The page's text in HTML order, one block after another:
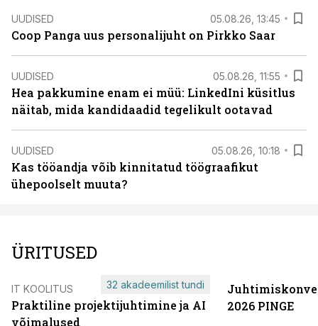
UUDISED 05.08.26, 13:45
Coop Panga uus personalijuht on Pirkko Saar
UUDISED 05.08.26, 11:55
Hea pakkumine enam ei müü: LinkedIni küsitlus
näitab, mida kandidaadid tegelikult ootavad
UUDISED 05.08.26, 10:18
Kas tööandja võib kinnitatud töögraafikut
ühepoolselt muuta?
ÜRITUSED
IT KOOLITUS
Praktiline projektijuhtimine ja AI
võimalused
32 akadeemilist tundi
2026 PINGE